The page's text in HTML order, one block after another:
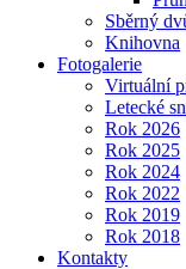
Sběrný
Knihovna
Fotogalerie
Virtuální
Letecké
Rok 2026
Rok 2025
Rok 2024
Rok 2022
Rok 2019
Rok 2018
Kontakty